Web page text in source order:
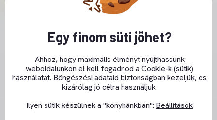
Ajánlatkérés
LED menetfény
A Hyundai bemutatta
legújabb modelljét, amely
szintén pixel alakú
fényforrásokat kapott
Egy finom süti jöhet?
Ahhoz, hogy maximális élményt nyújthassunk
weboldalunkon el kell fogadnod a Cookie-k (sütik)
használatát. Böngészési adataid biztonságban kezeljük, és
kizárólag jó célra használjuk.
Ilyen sütik készülnek a "konyhánkban": Beállítások
Close GDPR Cookie Banner